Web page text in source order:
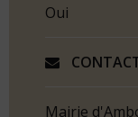
Oui
Mairie